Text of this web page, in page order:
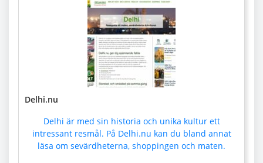
Delhi.nu
Delhi är med sin historia och unika kultur ett
intressant resmål. På Delhi.nu kan du bland annat
läsa om sevärdheterna, shoppingen och maten.